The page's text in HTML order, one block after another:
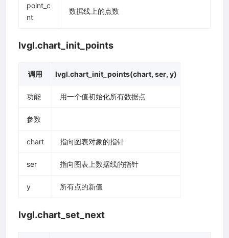
point_c
nt
数据线上的点数
lvgl.chart_init_points
调用 lvgl.chart_init_points(chart, ser, y)
功能 用一个值初始化所有数据点
参数
chart 指向图表对象的指针
ser 指向图表上数据线的指针
y 所有点的新值
lvgl.chart_set_next